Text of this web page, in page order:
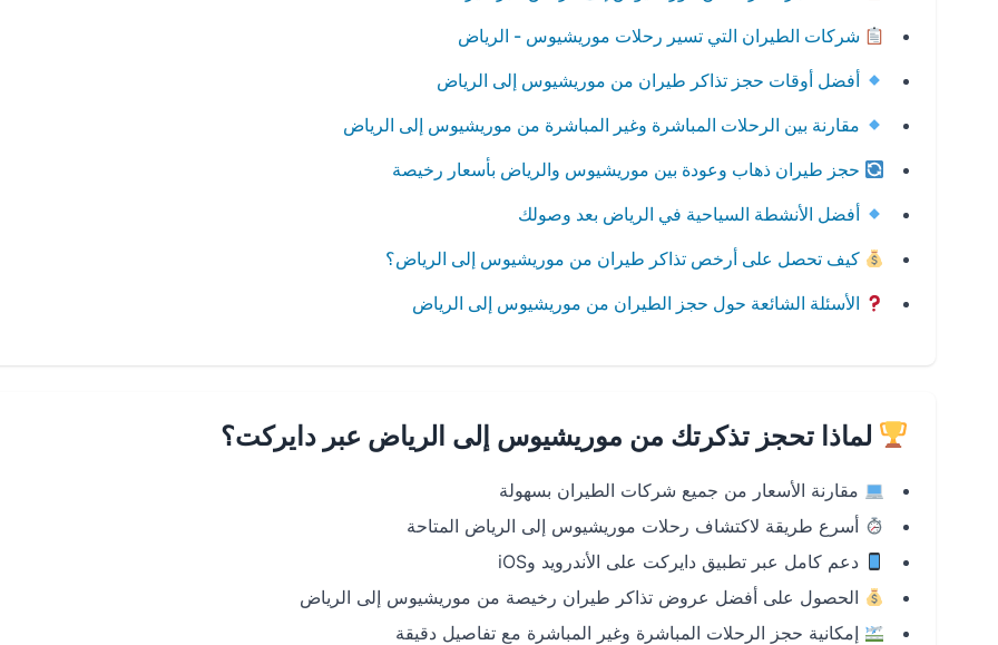
شركات الطيران التي تسير رحلات موريشيوس - الرياض
أفضل أوقات حجز تذاكر طيران من موريشيوس إلى الرياض
مقارنة بين الرحلات المباشرة وغير المباشرة من موريشيوس إلى الرياض
حجز طيران ذهاب وعودة بين موريشيوس والرياض بأسعار رخيصة
أفضل الأنشطة السياحية في الرياض بعد وصولك
كيف تحصل على أرخص تذاكر طيران من موريشيوس إلى الرياض؟
الأسئلة الشائعة حول حجز الطيران من موريشيوس إلى الرياض
لماذا تحجز تذكرتك من موريشيوس إلى الرياض عبر دايركت؟
مقارنة الأسعار من جميع شركات الطيران بسهولة
أسرع طريقة لاكتشاف رحلات موريشيوس إلى الرياض المتاحة
دعم كامل عبر تطبيق دايركت على الأندرويد وiOS
الحصول على أفضل عروض تذاكر طيران رخيصة من موريشيوس إلى الرياض
إمكانية حجز الرحلات المباشرة وغير المباشرة مع تفاصيل دقيقة